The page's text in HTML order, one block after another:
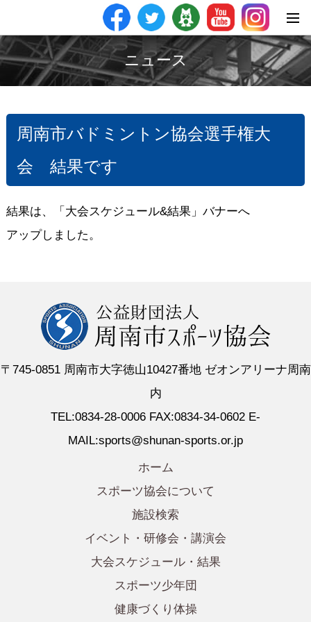
ニュース
周南市バドミントン協会選手権大
会 結果です
結果は、「大会スケジュール&結果」バナーへ
アップしました。
〒745-0851 周南市大字徳山10427番地 ゼオンアリーナ周南
内
TEL:0834-28-0006 FAX:0834-34-0602 E-
MAIL:sports@shunan-sports.or.jp
ホーム
スポーツ協会について
施設検索
イベント・研修会・講演会
大会スケジュール・結果
スポーツ少年団
健康づくり体操